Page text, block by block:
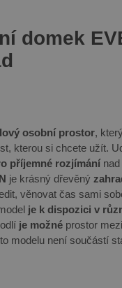
domek
osobní prostor,
kterou si chcete užít.
příjemné rozjímání
je krásný dřevěný
věnovat čas sami
je k dispozici v
je možné prostor
modelu není součástí